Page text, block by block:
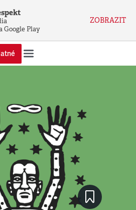
Google Play
ZOBRAZIT